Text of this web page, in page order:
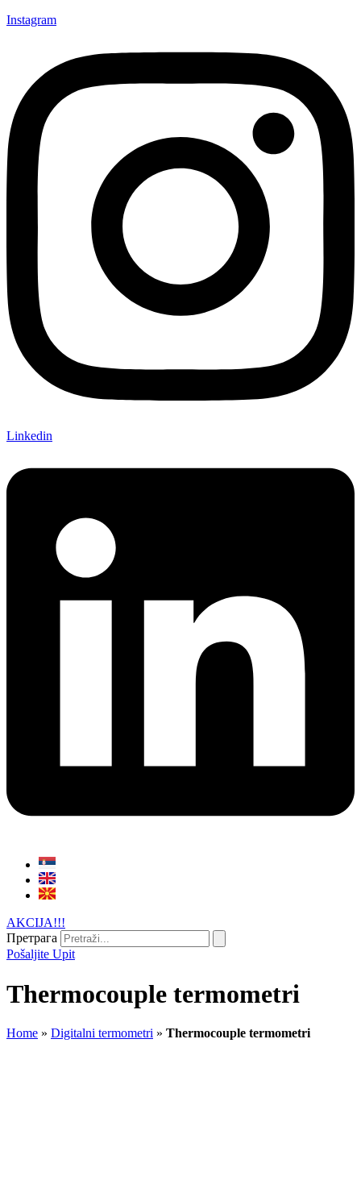
Instagram
Linkedin
AKCIJA!!!
Претрага
Pošaljite Upit
Thermocouple termometri
Home » Digitalni termometri » Thermocouple termometri